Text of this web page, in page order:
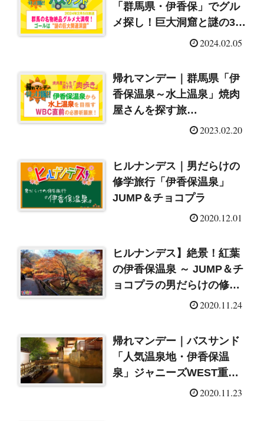
「群馬県・伊香保」でグル
メ探し！巨大洞窟と謎の39
体の観音像を目指す2024.02.05
帰れマンデー｜群馬県「伊
香保温泉～水上温泉」焼肉
屋さんを探す旅
2023.02.20
ヒルナンデス｜男だらけの
修学旅行「伊香保温泉」
JUMP＆チョコプラ
2020.12.01
ヒルナンデス】絶景！紅葉
の伊香保温泉 ～ JUMP＆チ
ョコプラの男だらけの修学
2020.11.24
帰れマンデー｜バスサンド
「人気温泉地・伊香保温
泉」ジャニーズWEST重岡
2020.11.23